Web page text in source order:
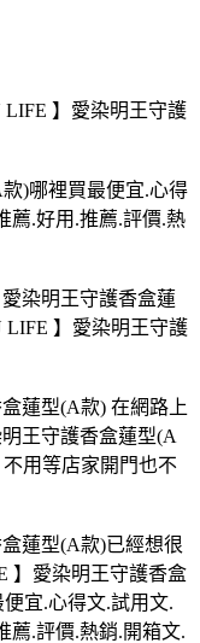
LIFE 】愛染明王守護
)哪裡買最便宜.心得
薦.好用.推薦.評價.熱
染明王守護香盒蓮
】愛染明王守護
蓮型(A款) 在網路上
王守護香盒蓮型(A
用等店家開門也不
蓮型(A款)已經想很
】愛染明王守護香盒
宜.心得文.試用文.
薦.評價.熱銷.開箱文.